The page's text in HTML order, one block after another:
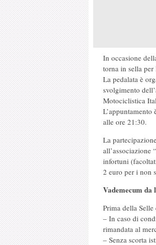
In occasione
torna in sella
La pedalata è
svolgimento
Motociclistica
L’appuntamento
alle ore 21:30.
La
all’associazione “
infortuni
2 euro per i non
Vademecum da
Prima della Selle
– In caso di
rimandata al
– Senza scorta